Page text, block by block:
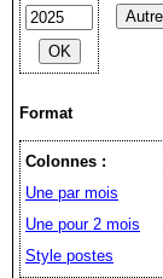
Format
Colonnes :
Une par mois
Une pour 2 mois
Style postes